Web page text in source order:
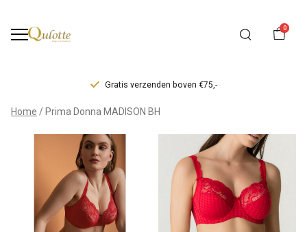
0
Gratis verzenden boven €75,-
Prima
Donna
MADISON
BH
Home Prima Donna MADISON BH